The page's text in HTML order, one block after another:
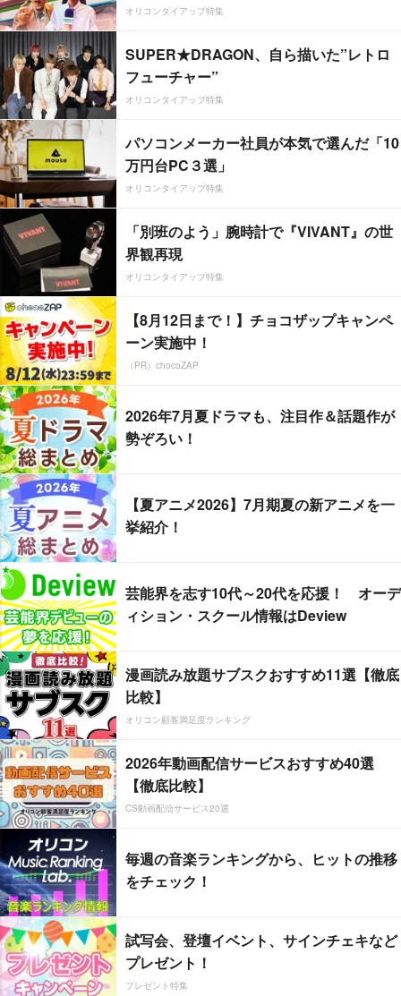
オリコンタイアップ特集
SUPER★DRAGON、自ら描いた”レトロ
フューチャー”
オリコンタイアップ特集
パソコンメーカー社員が本気で選んだ「10
万円台PC３選」
オリコンタイアップ特集
「別班のよう」腕時計で『VIVANT』の世
界観再現
オリコンタイアップ特集
【8月12日まで！】チョコザップキャンペ
ーン実施中！
（PR）chocoZAP
2026年7月夏ドラマも、注目作＆話題作が
勢ぞろい！
【夏アニメ2026】7月期夏の新アニメを一
挙紹介！
芸能界を志す10代～20代を応援！ オーデ
ィション・スクール情報はDeview
漫画読み放題サブスクおすすめ11選【徹底
比較】
オリコン顧客満足度ランキング
2026年動画配信サービスおすすめ40選
【徹底比較】
CS動画配信サービス20選
毎週の音楽ランキングから、ヒットの推移
をチェック！
試写会、登壇イベント、サインチェキなど
プレゼント！
プレゼント特集